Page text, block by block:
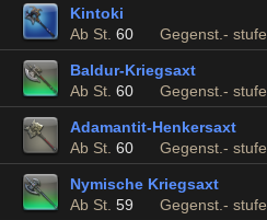
Kintoki
Ab St. 60 Gegenst.- stufe
Baldur-Kriegsaxt
Ab St. 60 Gegenst.- stufe
Adamantit-Henkersaxt
Ab St. 60 Gegenst.- stufe
Nymische Kriegsaxt
Ab St. 59 Gegenst.- stufe